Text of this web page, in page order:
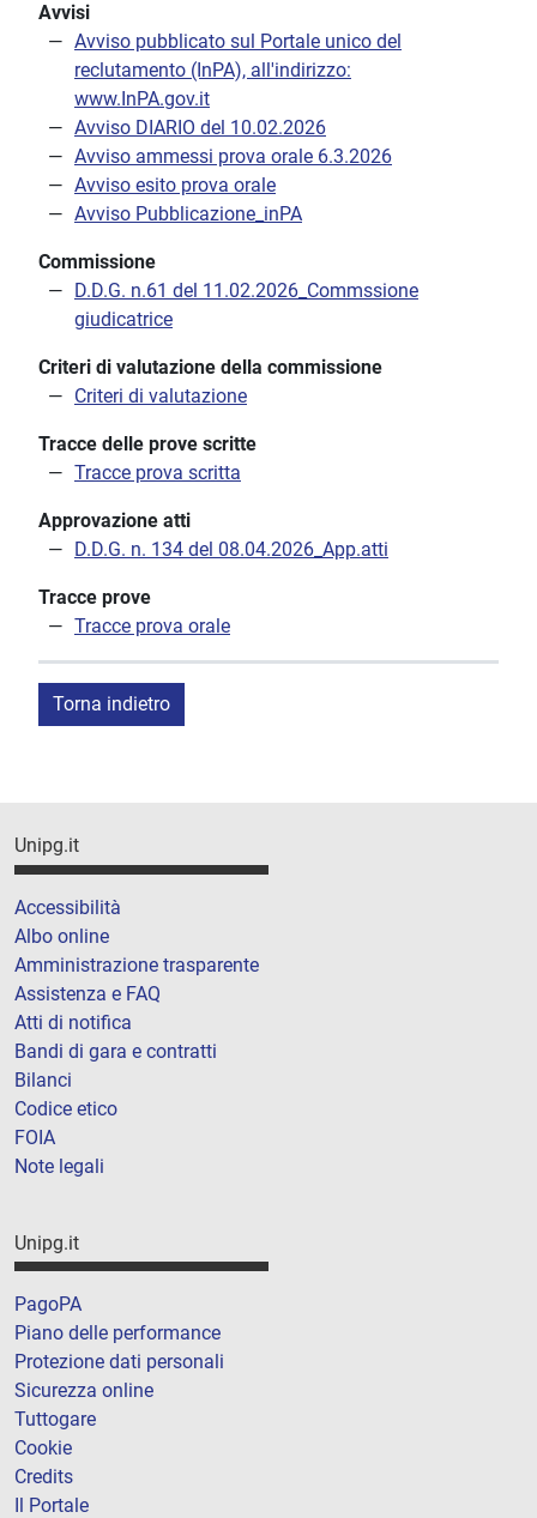
Avvisi
Avviso pubblicato sul Portale unico del
reclutamento (InPA), all'indirizzo:
www.InPA.gov.it
Avviso DIARIO del 10.02.2026
Avviso ammessi prova orale 6.3.2026
Avviso esito prova orale
Avviso Pubblicazione_inPA
Commissione
D.D.G. n.61 del 11.02.2026_Commssione
giudicatrice
Criteri di valutazione della commissione
Criteri di valutazione
Tracce delle prove scritte
Tracce prova scritta
Approvazione atti
D.D.G. n. 134 del 08.04.2026_App.atti
Tracce prove
Tracce prova orale
Torna indietro
Unipg.it
Accessibilità
Albo online
Amministrazione trasparente
Assistenza e FAQ
Atti di notifica
Bandi di gara e contratti
Bilanci
Codice etico
FOIA
Note legali
Unipg.it
PagoPA
Piano delle performance
Protezione dati personali
Sicurezza online
Tuttogare
Cookie
Credits
Il Portale